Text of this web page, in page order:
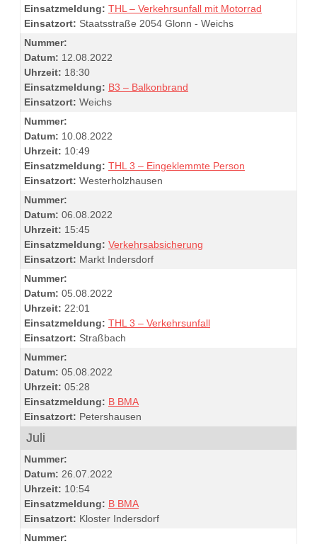
Einsatzmeldung: THL – Verkehrsunfall mit Motorrad
Einsatzort: Staatsstraße 2054 Glonn - Weichs
Nummer:
Datum: 12.08.2022
Uhrzeit: 18:30
Einsatzmeldung: B3 – Balkonbrand
Einsatzort: Weichs
Nummer:
Datum: 10.08.2022
Uhrzeit: 10:49
Einsatzmeldung: THL 3 – Eingeklemmte Person
Einsatzort: Westerholzhausen
Nummer:
Datum: 06.08.2022
Uhrzeit: 15:45
Einsatzmeldung: Verkehrsabsicherung
Einsatzort: Markt Indersdorf
Nummer:
Datum: 05.08.2022
Uhrzeit: 22:01
Einsatzmeldung: THL 3 – Verkehrsunfall
Einsatzort: Straßbach
Nummer:
Datum: 05.08.2022
Uhrzeit: 05:28
Einsatzmeldung: B BMA
Einsatzort: Petershausen
Juli
Nummer:
Datum: 26.07.2022
Uhrzeit: 10:54
Einsatzmeldung: B BMA
Einsatzort: Kloster Indersdorf
Nummer: